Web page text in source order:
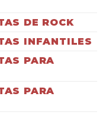
DE ROCK
INFANTILES
PARA
PARA